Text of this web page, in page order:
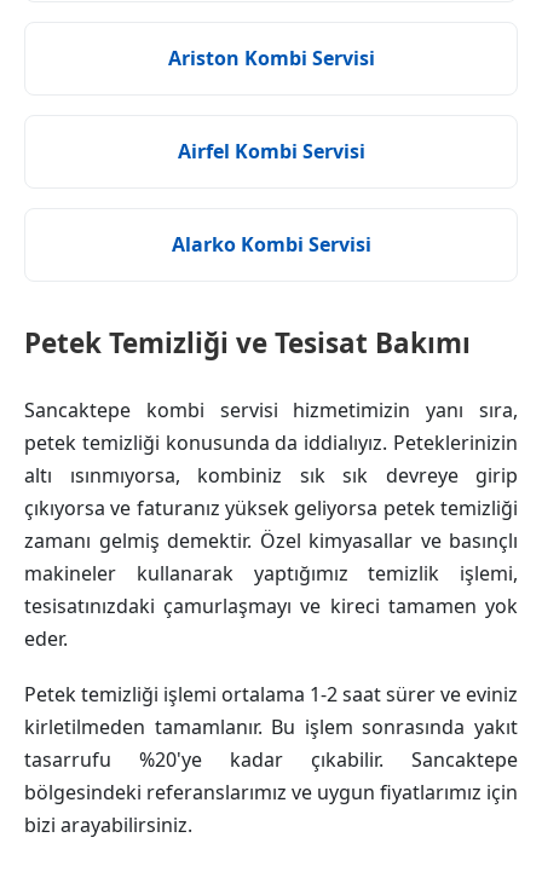
Ariston Kombi Servisi
Airfel Kombi Servisi
Alarko Kombi Servisi
Petek Temizliği ve Tesisat Bakımı
Sancaktepe kombi servisi hizmetimizin yanı sıra,
petek temizliği konusunda da iddialıyız. Peteklerinizin
altı ısınmıyorsa, kombiniz sık sık devreye girip
çıkıyorsa ve faturanız yüksek geliyorsa petek temizliği
zamanı gelmiş demektir. Özel kimyasallar ve basınçlı
makineler kullanarak yaptığımız temizlik işlemi,
tesisatınızdaki çamurlaşmayı ve kireci tamamen yok
eder.
Petek temizliği işlemi ortalama 1-2 saat sürer ve eviniz
kirletilmeden tamamlanır. Bu işlem sonrasında yakıt
tasarrufu %20'ye kadar çıkabilir. Sancaktepe
bölgesindeki referanslarımız ve uygun fiyatlarımız için
bizi arayabilirsiniz.